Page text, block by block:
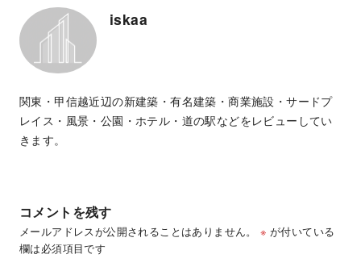
iskaa
関東・甲信越近辺の新建築・有名建築・商業施設・サードプ
レイス・風景・公園・ホテル・道の駅などをレビューしてい
きます。
コメントを残す
メールアドレスが公開されることはありません。 ※ が付いている
欄は必須項目です